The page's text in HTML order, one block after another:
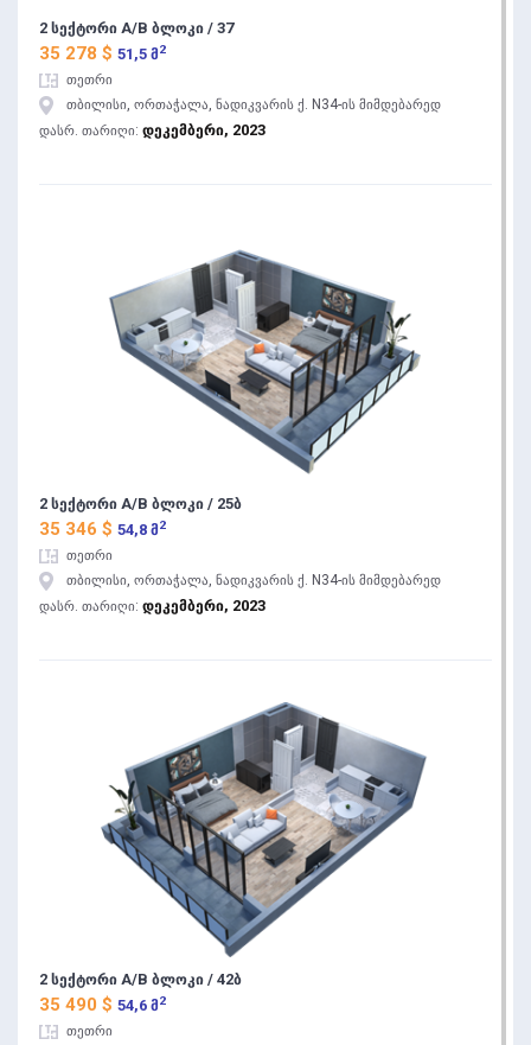
2 სექტორი A/B ბლოკი / 37
35 278 $ 51,5 მ 2
თეთრი
თბილისი, ორთაჭალა, ნადიკვარის ქ. N34-ის მიმდებარედ
დასრ. თარიღი: დეკემბერი, 2023
2 სექტორი A/B ბლოკი / 25ბ
35 346 $ 54,8 მ 2
თეთრი
თბილისი, ორთაჭალა, ნადიკვარის ქ. N34-ის მიმდებარედ
დასრ. თარიღი: დეკემბერი, 2023
2 სექტორი A/B ბლოკი / 42ბ
35 490 $ 54,6 მ 2
თეთრი